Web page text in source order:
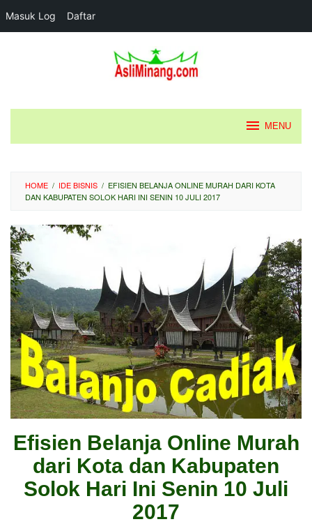
Masuk Log Daftar
MENU
HOME / IDE BISNIS / EFISIEN BELANJA ONLINE MURAH DARI KOTA
DAN KABUPATEN SOLOK HARI INI SENIN 10 JULI 2017
Efisien Belanja Online Murah
dari Kota dan Kabupaten
Solok Hari Ini Senin 10 Juli
2017